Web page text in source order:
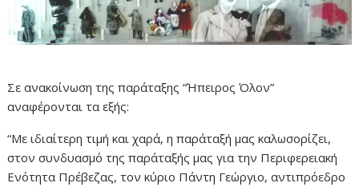
Σε ανακοίνωση της παράταξης “Ήπειρος Όλον”
αναφέρονται τα εξής:
“Με ιδιαίτερη τιμή και χαρά, η παράταξή μας καλωσορίζει,
στον συνδυασμό της παράταξής μας για την Περιφερειακή
Ενότητα Πρέβεζας, τον κύριο Πάντη Γεώργιο, αντιπρόεδρο